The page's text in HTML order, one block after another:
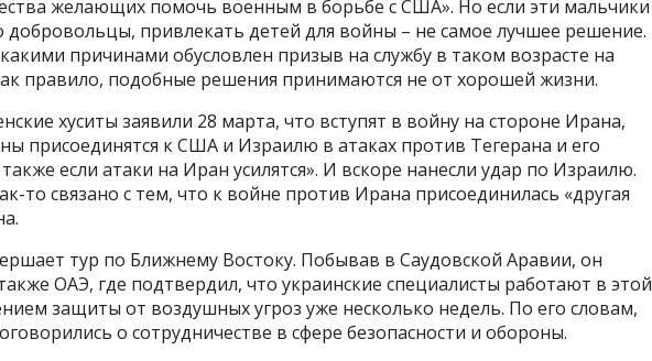
желающих помочь военным в борьбе с США». Но если эти мальчики
добровольцы, привлекать детей для войны – не самое лучшее решение.
причинами обусловлен призыв на службу в таком возрасте на
правило, подобные решения принимаются не от хорошей жизни.
хуситы заявили 28 марта, что вступят в войну на стороне Ирана,
присоединятся к США и Израилю в атаках против Тегерана и его
если атаки на Иран усилятся». И вскоре нанесли удар по Израилю.
то связано с тем, что к войне против Ирана присоединилась «другая
тур по Ближнему Востоку. Побывав в Саудовской Аравии, он
ОАЭ, где подтвердил, что украинские специалисты работают в этой
защиты от воздушных угроз уже несколько недель. По его словам,
о сотрудничестве в сфере безопасности и обороны.